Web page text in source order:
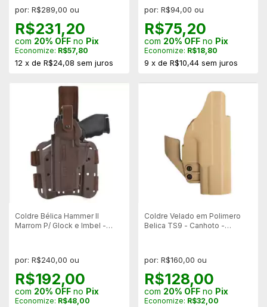
por: R$289,00 ou
R$231,20
com 20% OFF no Pix
Economize: R$57,80
12 x de R$24,08 sem juros
por: R$94,00 ou
R$75,20
com 20% OFFno Pix
Economize: R$18,80
9 x de R$10,44 sem juros
Coldre Bélica Hammer II
Marrom P/ Glock e Imbel -
por: R$240,00 ou
R$192,00
com 20% OFF no Pix
Economize: R$48,00
Coldre Velado em Polimero
Belica TS9 - Canhoto -
por: R$160,00 ou
R$128,00
com 20% OFFno Pix
Economize: R$32,00